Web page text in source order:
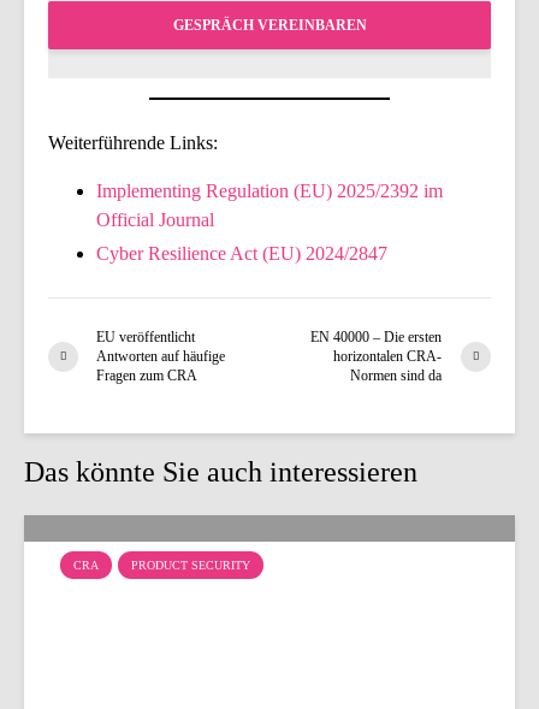
GESPRÄCH VEREINBAREN
Weiterführende Links:
Implementing Regulation (EU) 2025/2392 im
Official Journal
Cyber Resilience Act (EU) 2024/2847
EU veröffentlicht
Antworten auf häufige
Fragen zum CRA
EN 40000 – Die ersten
horizontalen CRA-
Normen sind da
Das könnte Sie auch interessieren
CRA PRODUCT SECURITY